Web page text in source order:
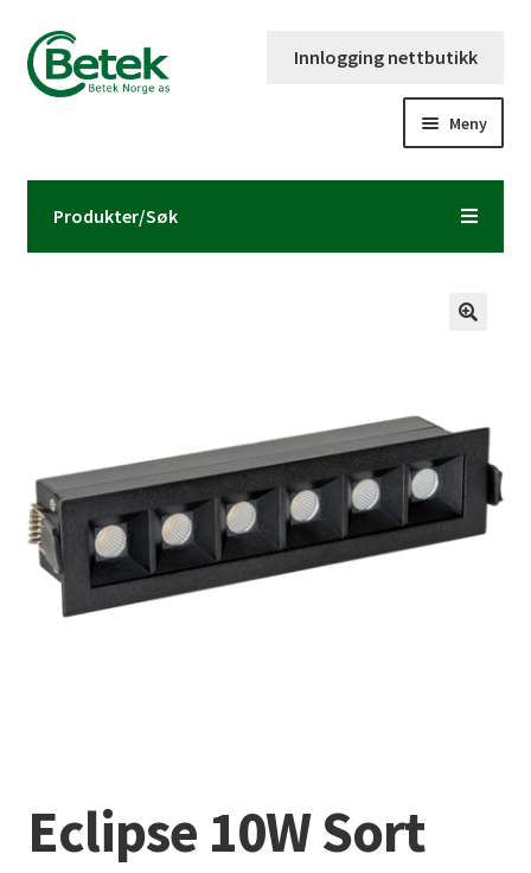
Hopp
til
navigasjon
Hopp
til
innhold
Innlogging nettbutikk
Meny
Forsiden
Eclipse 10W Sort
Produkter/Søk